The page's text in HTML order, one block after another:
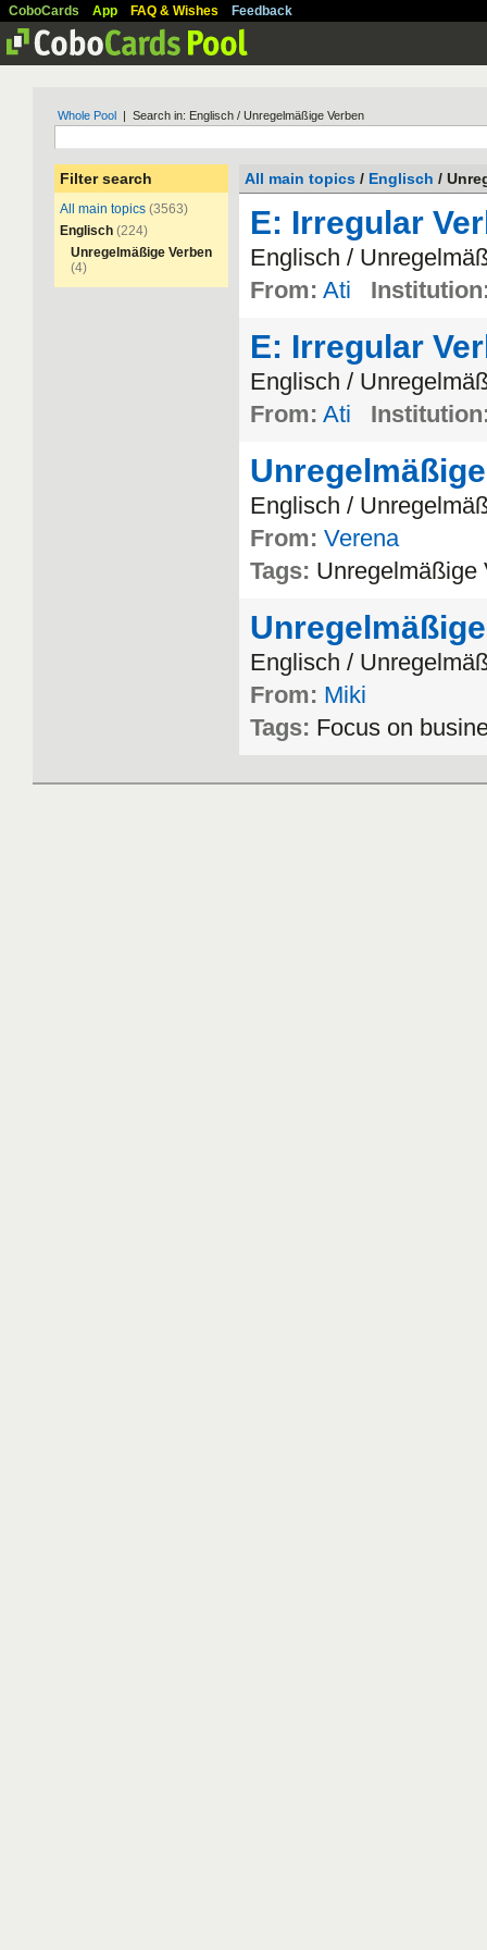
CoboCards App FAQ & Wishes Feedback
Whole Pool | Search in: Englisch / Unregelmäßige Verben
Filter search
All main topics (3563)
Englisch (224)
Unregelmäßige Verben
(4)
All main topics / Englisch /
E: Irregular
Englisch / Unregelm
From: Ati
E: Irregular
Englisch / Unregelm
From: Ati
Englisch / Unregelm
From: Verena
Tags: Unregelmäßige
Englisch / Unregelm
From: Miki
Tags: Focus on